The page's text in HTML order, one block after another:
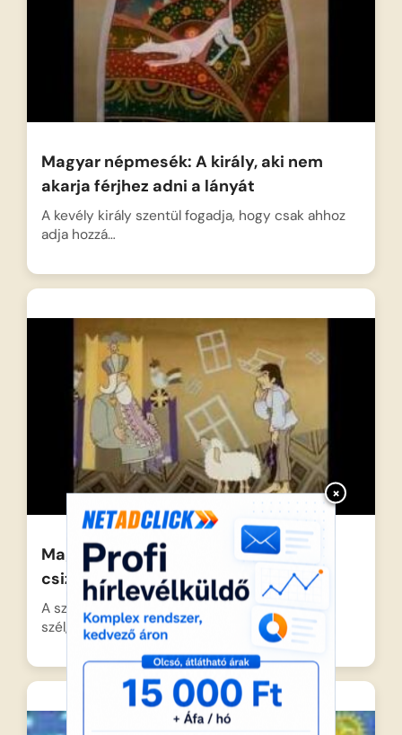
×
Magyar népmesék: A király, aki nem
akarja férjhez adni a lányát
A kevély király szentül fogadja, hogy csak ahhoz
adja hozzá…
Magyar népmesék: A szegény
csizmadia és a szélkirály
A szegény csizmadia utolsó lisztjét is elfújja a
szél, ezért…